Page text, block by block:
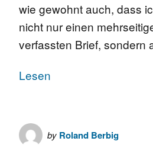
wie gewohnt auch, dass
nicht nur einen
verfassten Brief,
Lesen
by Roland Berbig